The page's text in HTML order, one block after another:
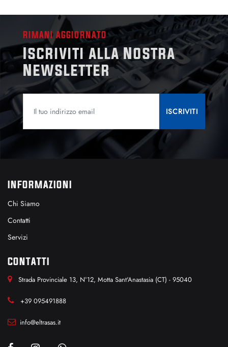
RIMANI AGGIORNATO
Iscriviti alla Nostra
Newsletter
INFORMAZIONI
Chi Siamo
Contatti
Servizi
CONTATTI
Strada Provinciale 13, N°12, Motta Sant'Anastasia (CT) - 95040
+39 095491888
info@eltrasas.it